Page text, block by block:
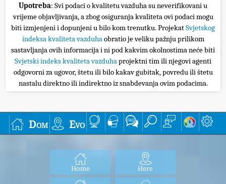
Upotreba: Svi podaci o kvalitetu vazduha su neverifikovani u
vrijeme objavljivanja, a zbog osiguranja kvaliteta ovi podaci mogu
biti izmjenjeni i dopunjeni u bilo kom trenutku. ProjekatSvjetskog
indeksa kvaliteta vazduhaobratio je veliku pažnju prilikom
sastavljanja ovih informacija i ni pod kakvim okolnostima neće biti
Svjetski indeks kvaliteta vazduhaprojektni tim ili njegovi agenti
odgovorni za ugovor, štetu ili bilo kakav gubitak, povredu ili štetu
nastalu direktno ili indirektno iz snabdevanja ovim podacima.
Dom Evo
Home Here